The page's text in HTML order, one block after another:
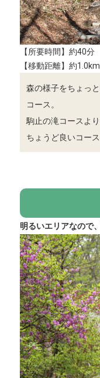
【所要時間】約40分
【移動距離】約1.0km
森の様子をちょっ
コース。
駒止の滝コースよ
ちょうど良いコース
明るいエリアなので